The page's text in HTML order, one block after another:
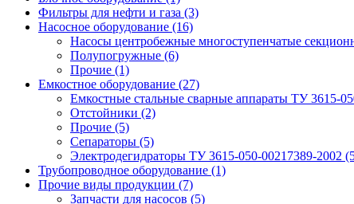
Фильтры для нефти и газа (3)
Насосное оборудование (16)
Насосы центробежные многоступенчатые
Полупогружные (6)
Прочие (1)
Емкостное оборудование (27)
Емкостные стальные сварные аппараты ТУ 3615-
Отстойники (2)
Прочие (5)
Сепараторы (5)
Электродегидраторы ТУ 3615-050-00217389-2002
Трубопроводное оборудование (1)
Прочие виды продукции (7)
Запчасти для насосов (5)